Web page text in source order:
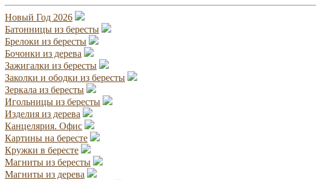
Новый Год 2026
Батонницы из бересты
Брелоки из бересты
Бочонки из дерева
Зажигалки из бересты
Заколки и ободки из бересты
Зеркала из бересты
Игольницы из бересты
Изделия из дерева
Канцелярия. Офис
Картины на бересте
Кружки в бересте
Магниты из бересты
Магниты из дерева